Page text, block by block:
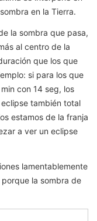
en la Tierra.
la sombra que pasa,
al centro de la
que los que
si para los que
con 14 seg, los
también total
estamos de la franja
a ver un eclipse
lamentablemente
la sombra de